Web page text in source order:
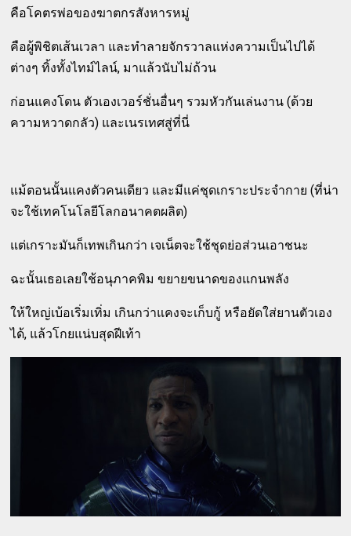
คือโคตรพ่อของฆาตกรสังหารหมู่
คือผู้พิชิตเส้นเวลา และทำลายจักรวาลแห่งความเป็นไปได้
ต่างๆ ทิ้งทั้งไทม์ไลน์, มาแล้วนับไม่ถ้วน
ก่อนแคงโดน ตัวเองเวอร์ชั่นอื่นๆ รวมหัวกันเล่นงาน (ด้วย
ความหวาดกลัว) และเนรเทศสู่ที่นี่
แม้ตอนนั้นแคงตัวคนเดียว และมีแค่ชุดเกราะประจำกาย (ที่น่า
จะใช้เทคโนโลยีโลกอนาคตผลิต)
แต่เกราะมันก็เทพเกินกว่า เจเน็ตจะใช้ชุดย่อส่วนเอาชนะ
ฉะนั้นเธอเลยใช้อนุภาคพิม ขยายขนาดของแกนพลัง
ให้ใหญ่เบ้อเริ่มเทิ่ม เกินกว่าแคงจะเก็บกู้ หรือยัดใส่ยานตัวเอง
ได้, แล้วโกยแน่บสุดฝีเท้า